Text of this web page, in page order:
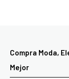
Compra Moda,
Mejor